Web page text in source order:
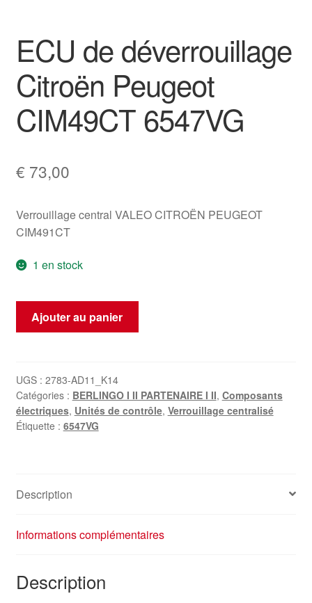
ECU de déverrouillage
Citroën Peugeot
CIM49CT 6547VG
€ 73,00
Verrouillage central VALEO CITROËN PEUGEOT
CIM491CT
1 en stock
quantité
déverrouillage
Citroën
Peugeot
CIM49CT
Ajouter au panier
UGS : 2783-AD11_K14
Catégories : BERLINGO I II PARTENAIRE I II, Composants
électriques, Unités de contrôle, Verrouillage centralisé
Étiquette : 6547VG
Description
Informations complémentaires
Description